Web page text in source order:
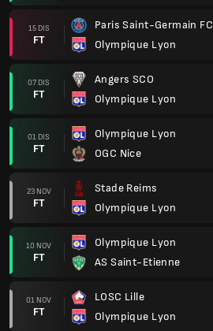
15 DIS
FT
Paris Saint-Germain FC
Olympique Lyon
07 DIS
FT
Angers SCO
Olympique Lyon
01 DIS
FT
Olympique Lyon
OGC Nice
23 NOV
FT
Stade Reims
Olympique Lyon
10 NOV
FT
Olympique Lyon
AS Saint-Etienne
01 NOV
FT
LOSC Lille
Olympique Lyon